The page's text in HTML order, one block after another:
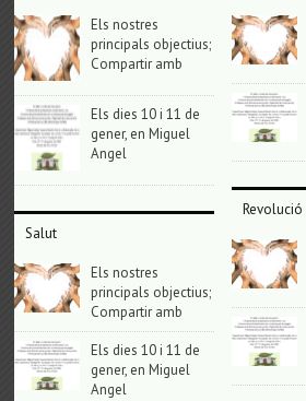
Els nostres
principals objectius;
Compartir amb
Els dies 10 i 11 de
gener, en Miguel
Angel
Salut
Els nostres
principals objectius;
Compartir amb
Els dies 10 i 11 de
gener, en Miguel
Angel